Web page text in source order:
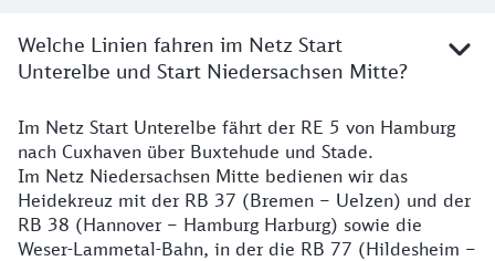
Welche Linien fahren im Netz Start
Unterelbe und Start Niedersachsen Mitte?
Details
Im Netz Start Unterelbe fährt der RE 5 von Hamburg
nach Cuxhaven über Buxtehude und Stade.
Im Netz Niedersachsen Mitte bedienen wir das
Heidekreuz mit der RB 37 (Bremen – Uelzen) und der
RB 38 (Hannover – Hamburg Harburg) sowie die
Weser-Lammetal-Bahn, in der die RB 77 (Hildesheim –